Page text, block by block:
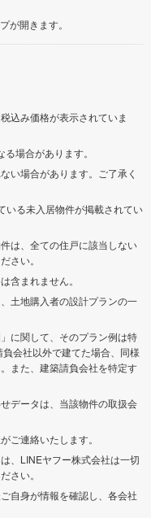
が開きます。
込み価格が表示されていま
場合があります。
い場合があります。ご了承く
いる未入居物件が掲載されてい
は、全ての住戸に該当しない
さい。
含まれません。
土地購入者の設計プランの一
に関して、そのプラン例は特
会社以外で建てた場合、同様
また、建築請負会社を特定す
データは、当該物件の取扱会
ご連絡いたします。
、LINEヤフー株式会社は一切
さい。
自身が情報を確認し、各会社